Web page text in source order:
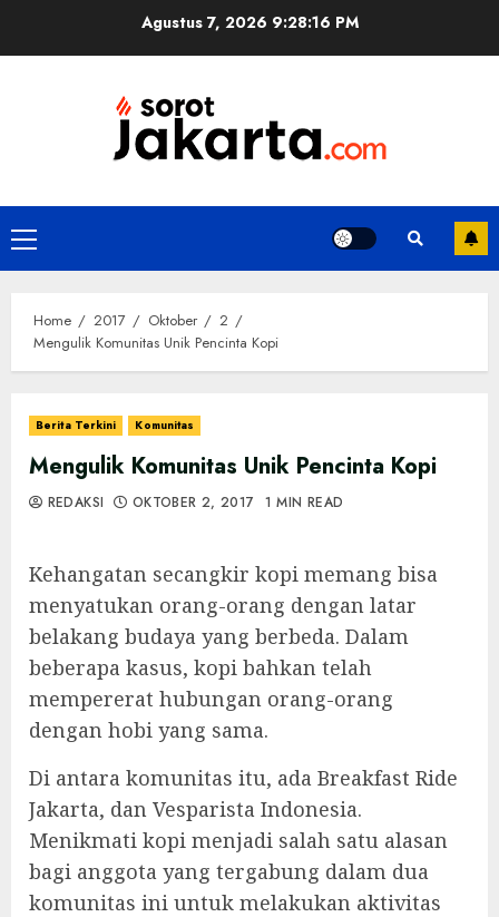
Agustus 7, 2026 9:28:16 PM
Primary
Menu
Home 2017 Oktober
2
Mengulik Komunitas Unik Pencinta Kopi
Berita Terkini Komunitas
Mengulik Komunitas Unik Pencinta Kopi
REDAKSI OKTOBER 2, 2017 1 MIN READ
Kehangatan secangkir kopi memang bisa
menyatukan orang-orang dengan latar
belakang budaya yang berbeda. Dalam
beberapa kasus, kopi bahkan telah
mempererat hubungan orang-orang
dengan hobi yang sama.
Di antara komunitas itu, ada Breakfast Ride
Jakarta, dan Vesparista Indonesia.
Menikmati kopi menjadi salah satu alasan
bagi anggota yang tergabung dalam dua
komunitas ini untuk melakukan aktivitas